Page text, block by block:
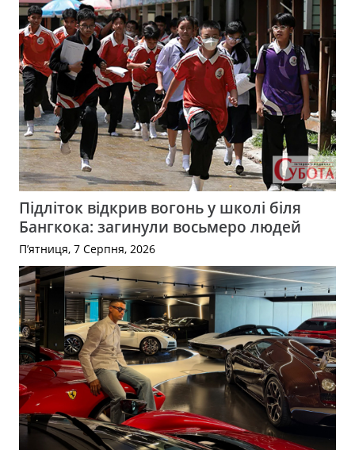
Підліток відкрив вогонь у школі біля
Бангкока: загинули восьмеро людей
П’ятниця, 7 Серпня, 2026